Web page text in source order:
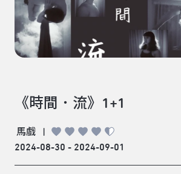
《時間．流》1+1
馬戲
|
2024-08-30 - 2024-09-01